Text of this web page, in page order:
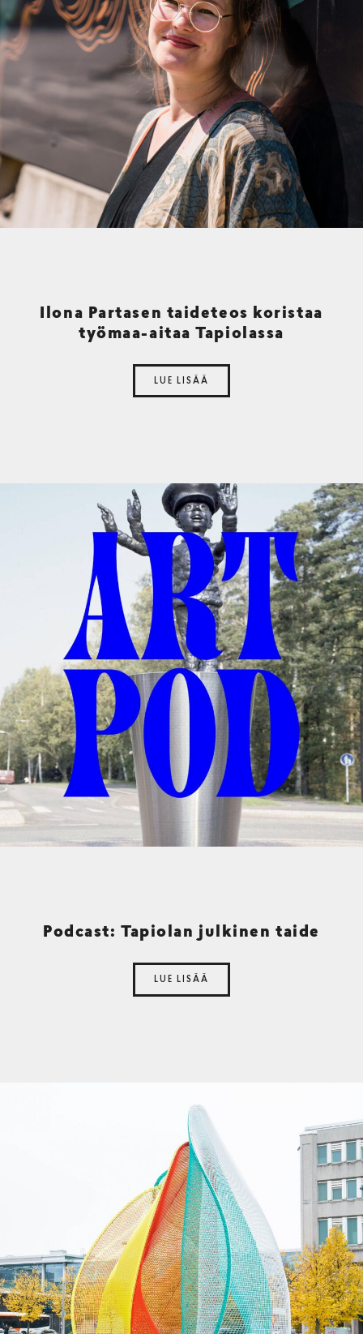
Ilona Partasen taideteos koristaa
työmaa-aitaa Tapiolassa
LUE LISÄÄ
Podcast: Tapiolan julkinen taide
LUE LISÄÄ